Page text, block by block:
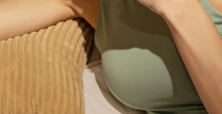
我的訂閱
FAQ™ Dual LED Panel
熱門產品
發貨國家
美國 預計送達日期 8/10/26
英國 預計送達日期8/9/26
西班牙 8/9/26
澳洲 預計送達日期 8/12/26